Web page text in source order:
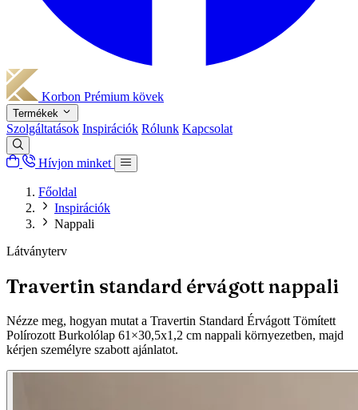
Korbon Prémium kövek
Termékek
Szolgáltatások Inspirációk Rólunk Kapcsolat
Hívjon minket
Főoldal
Inspirációk
Nappali
Látványterv
Travertin standard érvágott nappali
Nézze meg, hogyan mutat a Travertin Standard Érvágott Tömített
Polírozott Burkolólap 61×30,5x1,2 cm nappali környezetben, majd
kérjen személyre szabott ajánlatot.